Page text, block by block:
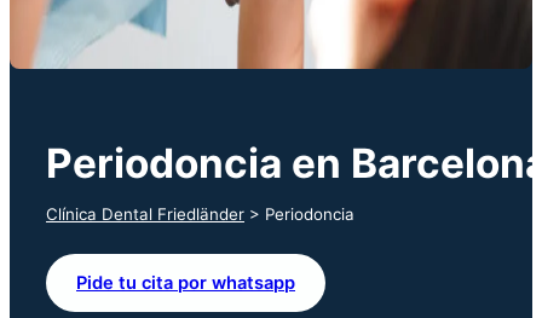
Periodoncia en
Clínica Dental Friedländer > Periodoncia
Pide tu cita por whatsapp